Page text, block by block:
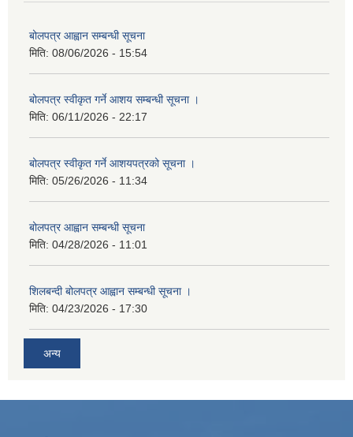
बोलपत्र आह्वान सम्बन्धी सूचना
मिति: 08/06/2026 - 15:54
बोलपत्र स्वीकृत गर्ने आशय सम्बन्धी सूचना ।
मिति: 06/11/2026 - 22:17
बोलपत्र स्वीकृत गर्ने आशयपत्रको सूचना ।
मिति: 05/26/2026 - 11:34
बोलपत्र आह्वान सम्बन्धी सूचना
मिति: 04/28/2026 - 11:01
शिलबन्दी बोलपत्र आह्वान सम्बन्धी सूचना ।
मिति: 04/23/2026 - 17:30
अन्य